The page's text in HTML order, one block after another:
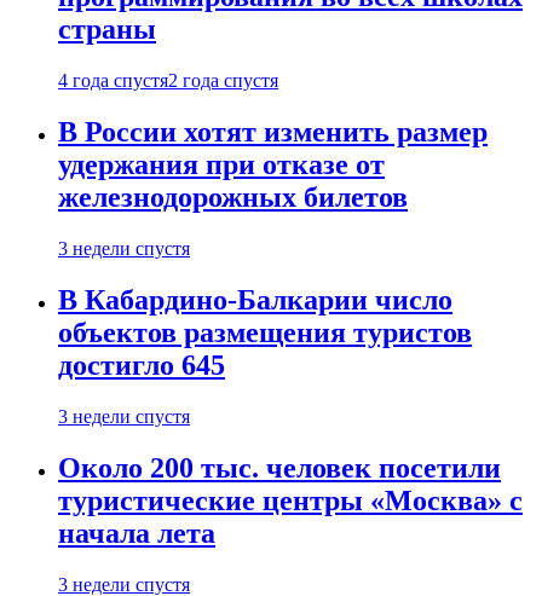
страны
4 года спустя2 года спустя
В России хотят изменить размер
удержания при отказе от
железнодорожных билетов
3 недели спустя
В Кабардино-Балкарии число
объектов размещения туристов
достигло 645
3 недели спустя
Около 200 тыс. человек посетили
туристические центры «Москва» с
начала лета
3 недели спустя